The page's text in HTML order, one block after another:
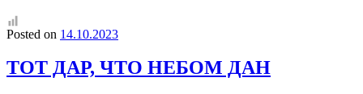
Posted on 14.10.2023
ТОТ ДАР, ЧТО НЕБОМ ДАН